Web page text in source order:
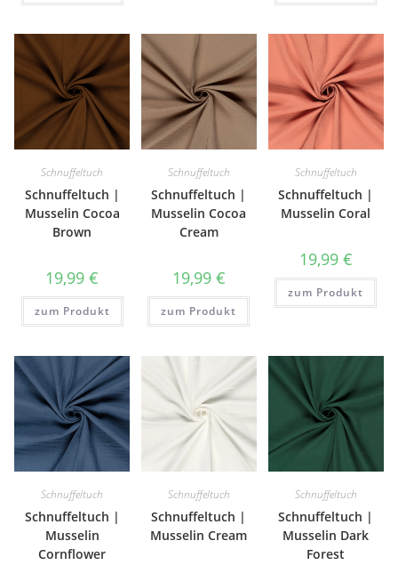
Schnuffeltuch
Schnuffeltuch |
Musselin Cocoa
Brown
19,99€
zum Produkt
Schnuffeltuch
Schnuffeltuch |
Musselin Cocoa
Cream
19,99 €
zum Produkt
Schnuffeltuch
Schnuffeltuch |
Musselin Coral
19,99 €
zum Produkt
Schnuffeltuch
Schnuffeltuch |
Musselin
Cornflower
Schnuffeltuch
Schnuffeltuch |
Musselin Cream
Schnuffeltuch
Schnuffeltuch |
Musselin Dark
Forest